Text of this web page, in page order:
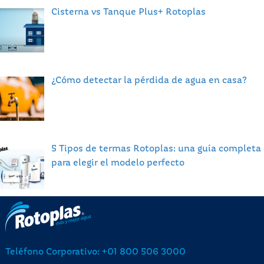
Cisterna vs Tanque Plus+ Rotoplas
¿Cómo detectar la pérdida de agua en casa?
5 Tipos de termas Rotoplas: una guía completa
para elegir el modelo perfecto
Teléfono Corporativo: +01 800 506 3000